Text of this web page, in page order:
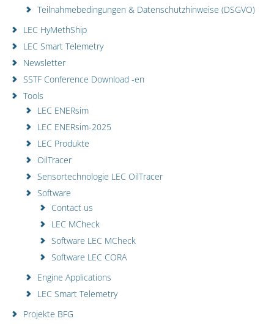
Teilnahmebedingungen & Datenschutzhinweise (DSGVO)
LEC HyMethShip
LEC Smart Telemetry
Newsletter
SSTF Conference Download -en
Tools
LEC ENERsim
LEC ENERsim-2025
LEC Produkte
OilTracer
Sensortechnologie LEC OilTracer
Software
Contact us
LEC MCheck
Software LEC MCheck
Software LEC CORA
Engine Applications
LEC Smart Telemetry
Projekte BFG